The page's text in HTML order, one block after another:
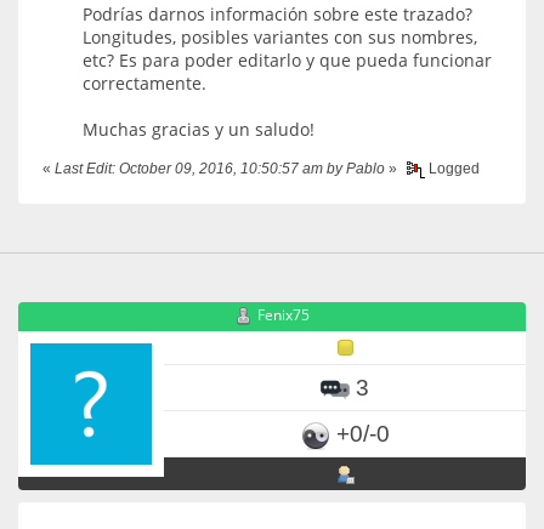
Podrías darnos información sobre este trazado?
Longitudes, posibles variantes con sus nombres,
etc? Es para poder editarlo y que pueda funcionar
correctamente.
Muchas gracias y un saludo!
« Last Edit: October 09, 2016, 10:50:57 am by Pablo » Logged
Fenix75
3
+0/-0